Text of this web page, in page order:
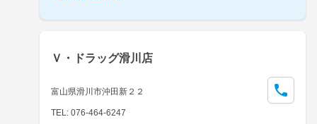
Ｖ・ドラッグ滑川店
富山県滑川市沖田新２２
TEL: 076-464-6247